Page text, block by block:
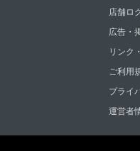
店舗ロ
広告・
リンク
ご利用
プライ
運営者